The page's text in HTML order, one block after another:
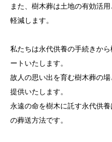
また、樹木葬は土地の有効活
軽減します。
私たちは永代供養の手続きか
ートいたします。
故人の思い出を育む樹木葬の
提供いたします。
永遠の命を樹木に託す永代供
の葬送方法です。